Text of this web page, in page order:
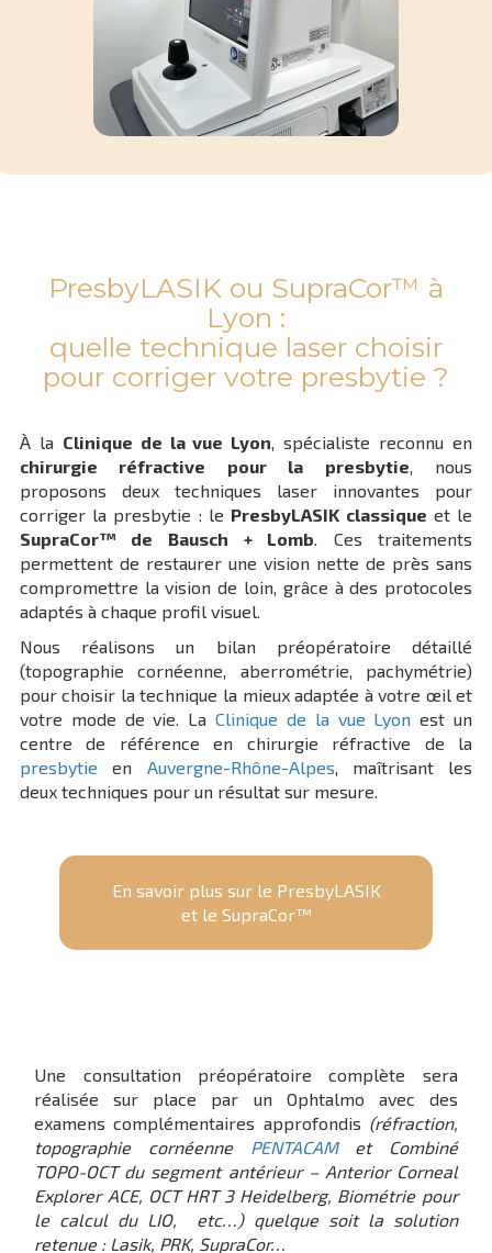
PresbyLASIK ou SupraCor™ à
Lyon :
quelle technique laser choisir
pour corriger votre presbytie ?
À la Clinique de la vue Lyon, spécialiste reconnu en
chirurgie réfractive pour la presbytie, nous
proposons deux techniques laser innovantes pour
corriger la presbytie : le PresbyLASIK classique et le
SupraCor™ de Bausch + Lomb. Ces traitements
permettent de restaurer une vision nette de près sans
compromettre la vision de loin, grâce à des protocoles
adaptés à chaque profil visuel.
Nous réalisons un bilan préopératoire détaillé
(topographie cornéenne, aberrométrie, pachymétrie)
pour choisir la technique la mieux adaptée à votre œil et
votre mode de vie. LaClinique de la vue Lyon est un
centre de référence en chirurgie réfractive de la
presbytie en Auvergne-Rhône-Alpes, maîtrisant les
deux techniques pour un résultat sur mesure.
En savoir plus sur le PresbyLASIK
et le SupraCor™
Une consultation préopératoire complète sera
réalisée sur place par un Ophtalmo avec des
examens complémentaires approfondis (réfraction,
topographie cornéenne PENTACAMet Combiné
TOPO-OCT du segment antérieur – Anterior Corneal
Explorer ACE, OCT HRT 3 Heidelberg, Biométrie pour
le calcul du LIO, etc…) quelque soit la solution
retenue : Lasik, PRK, SupraCor…